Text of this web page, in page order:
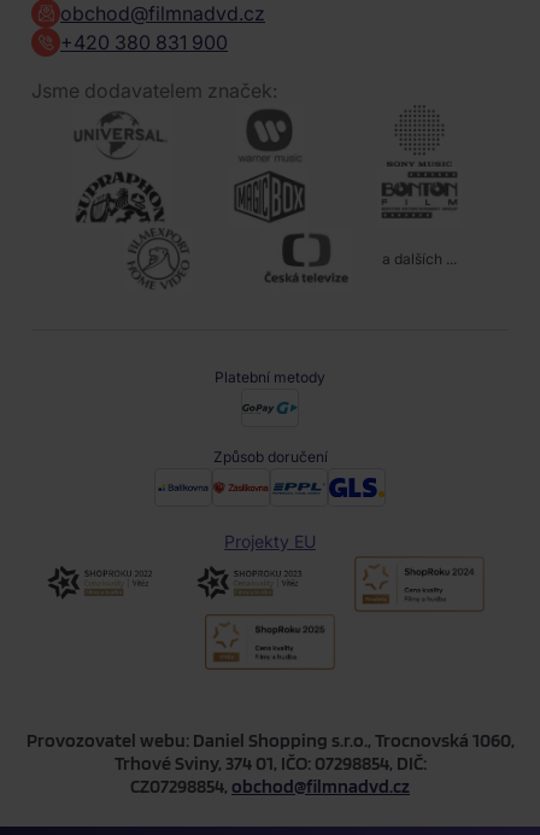
obchod@filmnadvd.cz
+420 380 831 900
Jsme dodavatelem značek:
a dalších ...
Platební metody
Způsob doručení
Projekty EU
Provozovatel webu: Daniel Shopping s.r.o., Trocnovská 1060,
Trhové Sviny, 374 01, IČO: 07298854, DIČ:
CZ07298854, obchod@filmnadvd.cz